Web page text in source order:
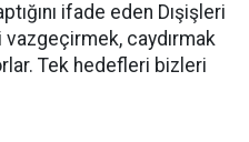
ifade eden Dışişleri
vazgeçirmek, caydırmak
Tek hedefleri bizleri